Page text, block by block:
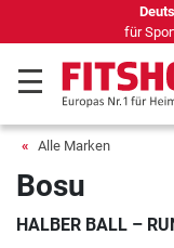
für
Alle Marken
Bosu
HALBER BALL –